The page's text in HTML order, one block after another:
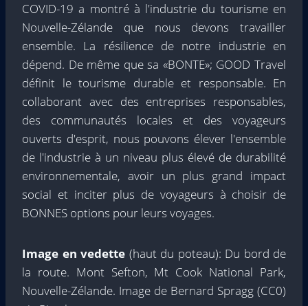
COVID-19 a montré à l'industrie du tourisme en
Nouvelle-Zélande que nous devons travailler
ensemble. La résilience de notre industrie en
dépend. De même que sa «BONTE»; GOOD Travel
définit le tourisme durable et responsable. En
collaborant avec des entreprises responsables,
des communautés locales et des voyageurs
ouverts d'esprit, nous pouvons élever l'ensemble
de l'industrie à un niveau plus élevé de durabilité
environnementale, avoir un plus grand impact
social et inciter plus de voyageurs à choisir de
BONNES options pour leurs voyages.
Image en vedette (haut du poteau): Du bord de
la route. Mont Sefton, Mt Cook National Park,
Nouvelle-Zélande. Image de Bernard Spragg (CC0)